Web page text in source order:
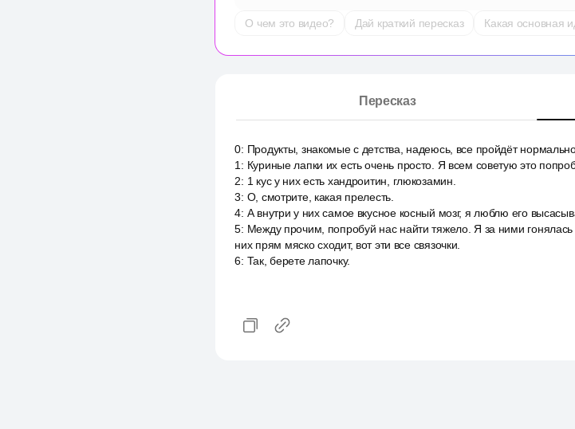
О чем это видео? Дай краткий пересказ Какая основная
Пересказ
0: Продукты, знакомые с детства, надеюсь, все пройдёт
1 : Куриные лапки их есть очень просто. Я всем советую это
2: 1 кус у них есть хандроитин, глюкозамин.
3: О, смотрите, какая прелесть.
4: А внутри у них самое вкусное косный мозг, я люблю его
5: Между прочим, попробуй нас найти тяжело. Я за ними
них прям мяско сходит, вот эти все связочки.
6: Так, берете лапочку.